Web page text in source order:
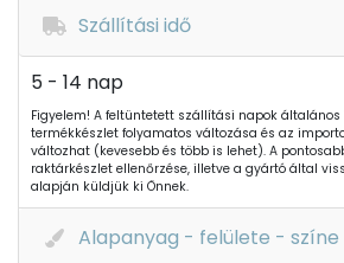
Szállítási idő
5 - 14 nap
Figyelem! A feltüntetett szállítási napok
termékkészlet folyamatos változása és az
változhat (kevesebb és több is lehet). A
raktárkészlet ellenőrzése, illetve a gyártó által
alapján küldjük ki Önnek.
Alapanyag - felülete - színe